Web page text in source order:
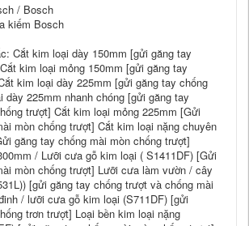
/ Bosch
kiếm Bosch
Cắt kim loại dày 150mm [gửi găng tay
kim loại mỏng 150mm [gửi găng tay
kim loại dày 225mm [gửi găng tay chống
dày 225mm nhanh chóng [gửi găng tay
trượt] Cắt kim loại mỏng 225mm [Gửi
mòn chống trượt] Cắt kim loại nặng chuyên
găng tay chống mài mòn chống trượt]
/ Lưỡi cưa gỗ kim loại ( S1411DF) [Gửi
mòn chống trượt] Lưỡi cưa làm vườn / cây
[gửi găng tay chống trượt và chống mài
/ lưỡi cưa gỗ kim loại (S711DF) [gửi
trơn trượt] Loại bền kim loại nặng